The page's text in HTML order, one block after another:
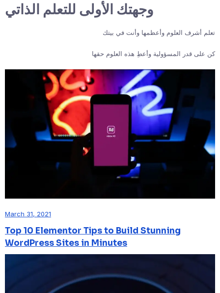
وجهتك الأولى للتعلم الذاتي
تعلم أشرف العلوم وأعظمها وأنت في بيتك
كن على قدر المسؤولية وأعطِ هذه العلوم حقها
March 31, 2021
Top 10 Elementor Tips to Build Stunning
WordPress Sites in Minutes